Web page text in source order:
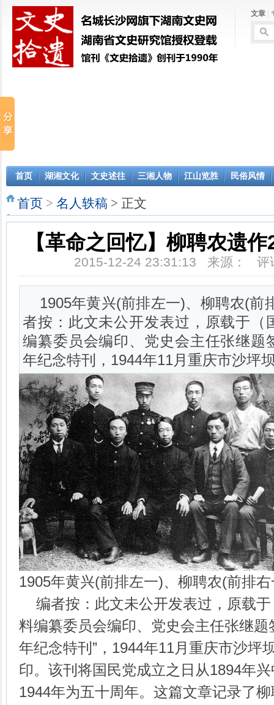
文章
首页 湖湘文化 文史述往 三湘人物 江山览胜 民俗风情
首页 > 名人轶稿 > 正文
【革命之回忆】柳聘农遗
2015-12-24 23:31:13 来源： 评
1905年黄兴(前排左一)、柳聘农(前
者按：此文未公开发表过，原载于（
编纂委员会编印、党史会主任张继题
年纪念特刊，1944年11月重庆市沙坪
1905年黄兴(前排左一)、柳聘农(前排
编者按：此文未公开发表过，原载于
料编纂委员会编印、党史会主任张继题
年纪念特刊”，1944年11月重庆市沙坪
印。该刊将国民党成立之日从1894年
1944年为五十周年。这篇文章记录了